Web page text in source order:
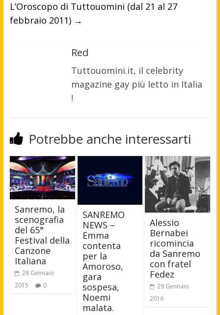
L’Oroscopo di Tuttouomini (dal 21 al 27
febbraio 2011) →
Red
Tuttouomini.it, il celebrity
magazine gay più letto in Italia
!
Potrebbe anche interessarti
Sanremo, la
scenografia
del 65°
Festival della
Canzone
Italiana
28 Gennaio
2015
0
SANREMO
NEWS –
Emma
contenta
per la
Amoroso,
gara
sospesa,
Noemi
malata.
Alessio
Bernabei
ricomincia
da Sanremo
con fratel
Fedez
29 Gennaio
2016